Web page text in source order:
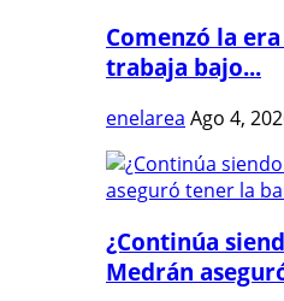
Comenzó la
trabaja bajo...
enelarea Ago 4,
¿Continúa
Medrán